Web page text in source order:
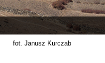
fot. Janusz Kurczab